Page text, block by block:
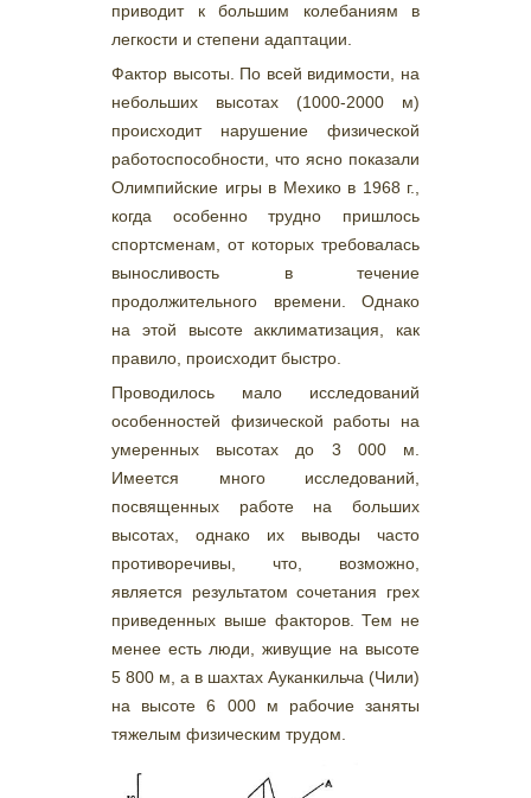
приводит к большим колебаниям в
легкости и степени адаптации.
Фактор высоты. По всей видимости, на
небольших высотах (1000-2000 м)
происходит нарушение физической
работоспособности, что ясно показали
Олимпийские игры в Мехико в 1968 г.,
когда особенно трудно пришлось
спортсменам, от которых требовалась
выносливость в течение
продолжительного времени. Однако
на этой высоте акклиматизация, как
правило, происходит быстро.
Проводилось мало исследований
особенностей физической работы на
умеренных высотах до 3 000 м.
Имеется много исследований,
посвященных работе на больших
высотах, однако их выводы часто
противоречивы, что, возможно,
является результатом сочетания грех
приведенных выше факторов. Тем не
менее есть люди, живущие на высоте
5 800 м, а в шахтах Ауканкильча (Чили)
на высоте 6 000 м рабочие заняты
тяжелым физическим трудом.